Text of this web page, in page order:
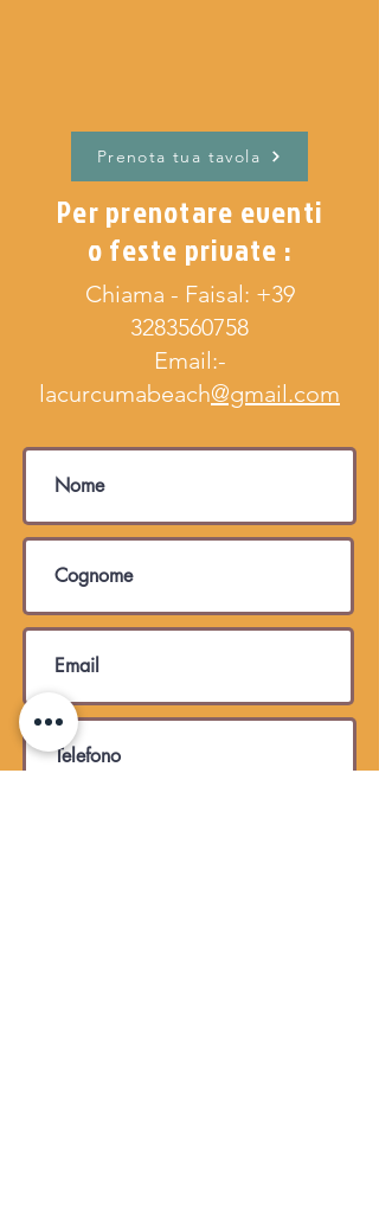
Prenota tua tavola
Per prenotare eventi
o feste private :
Chiama - Faisal: +39
3283560758
Email:-
lacurcumabeach@gmail.com